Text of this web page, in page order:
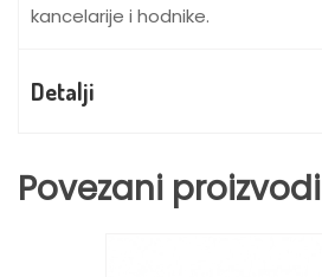
kancelarije i hodnike.
Detalji
Povezani proizvodi